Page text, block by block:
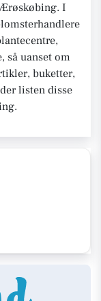
I
så uanset om
buketter,
listen disse